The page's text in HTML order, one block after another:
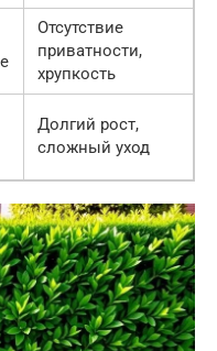
Отсутствие
приватности,
хрупкость
Долгий рост,
сложный уход